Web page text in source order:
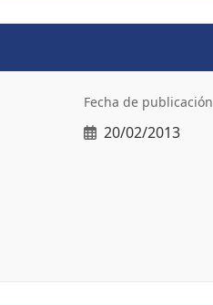
Fecha de publicación
20/02/2013